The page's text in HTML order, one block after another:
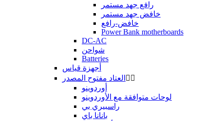
رافع جهد مستمر
خافض جهد مستمر
خافض-رافع
Power Bank motherboards
DC-AC
شواحن
Batteries
أجهزة قياس
العتاد مفتوح المصدر  
أوردوينو
لوحات متوافقة مع الأوردوينو
راسبيري بي
بانانا باي